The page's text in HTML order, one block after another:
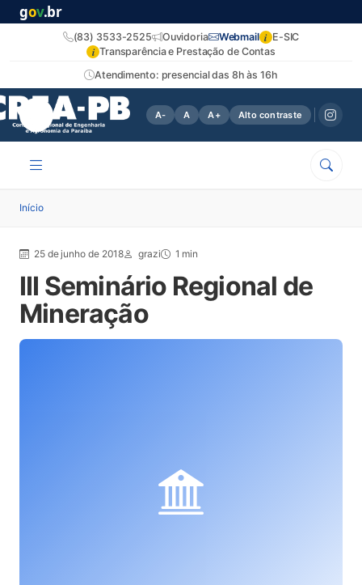
gov.br
Atendimento: presencial das 8h às 16h
(83) 3533-2525 Ouvidoria Webmail i E-SIC
i Transparência e Prestação de Contas
A- A A+ Alto contraste
Início
25 de junho de 2018 grazi 1 min
III Seminário Regional de
Mineração